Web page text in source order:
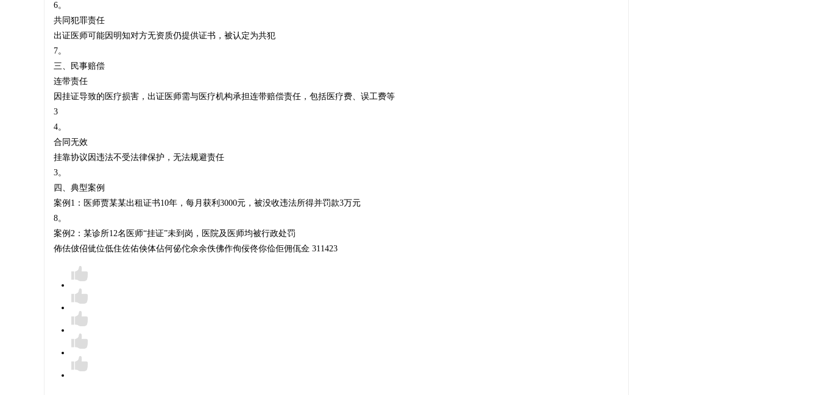
6。
‌共同犯罪责任‌
出证医师可能因明知对方无资质仍提供证书，被认定为共犯‌
7。
三、民事赔偿
‌连带责任‌
因挂证导致的医疗损害，出证医师需与医疗机构承担连带赔偿责任，包括医疗费、误工费等‌
3
4。
‌合同无效‌
挂靠协议因违法不受法律保护，无法规避责任‌
3。
四、典型案例
‌案例1‌：医师贾某某出租证书10年，每月获利3000元，被没收违法所得并罚款3万元‌
8。
‌案例2‌：某诊所12名医师“挂证”未到岗，医院及医师均被行政处罚‌
佈佉佊佋佌位低住佐佑佒体佔何佖佗佘余佚佛作佝佞佟你佡佢佣佤佥 311423